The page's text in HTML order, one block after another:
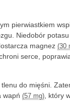
pierwiastkiem
Niedobór potasu
magnez (30
serce,
do mięśni.
wapń (57 mg) , który